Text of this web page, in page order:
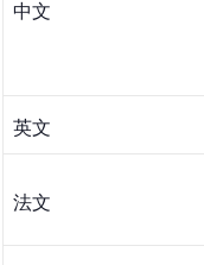
中文
英文
法文